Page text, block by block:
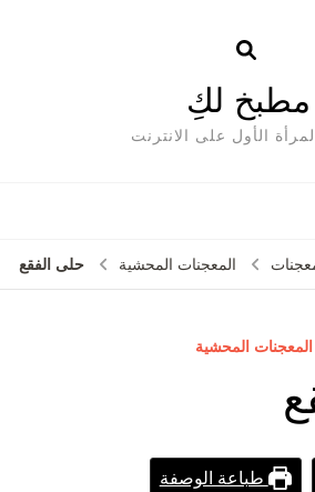
مطبخ لكِ
الأول على الانترنت
المعجنات المحشية حلى الفقع
المعجنات المحشية
طباعة الوصفة